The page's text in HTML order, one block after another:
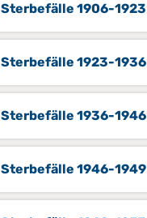
Sterbefälle 1906-1923
Sterbefälle 1923-1936
Sterbefälle 1936-1946
Sterbefälle 1946-1949